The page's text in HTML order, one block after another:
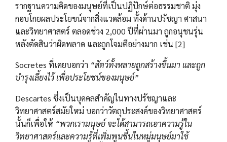
รากฐานความคิดของมนุษย์ที่เป็นปฏิปักษ์ต่อธรรมชาติ มุ่ง
กอบโกยผลประโยขน์จากสิ่งแวดล้อม ทั้งด้านปรัชญา ศาสนา
และวิทยาศาสตร์ ตลอดช่วง 2,000 ปีที่ผ่านมา ถูกอนุชนรุ่น
หลังตัดสินว่าผิดพลาด และถูกโจมตีอย่างมาก เช่น [2]
Socretes ที่เคยบอกว่า “สัตว์ทั้งหลายถูกสร้างขึ้นมา และถูก
บำรุงเลี้ยงไว้ เพื่อประโยชน์ของมนุษย์”
Descartes ซึ่งเป็นบุคคลสำคัญในทางปรัชญาและ
วิทยาศาสตร์สมัยใหม่ บอกว่าวัตถุประสงค์ของวิทยาศาสตร์
นั้นก็เพื่อให้ “พวกเรามนุษย์ จะได้สามารถเอาความรู้ใน
วิทยาศาสตร์และความรู้ที่เพิ่มพูนขึ้นในหมู่มนุษย์มาใช้